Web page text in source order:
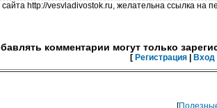
http://vesvladivostok.ru, желательна ссылка на
комментарии могут только
[ Регистрация Вход
[